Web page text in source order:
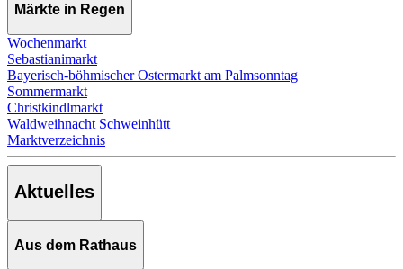
Märkte in Regen
Wochenmarkt
Sebastianimarkt
Bayerisch-böhmischer Ostermarkt am Palmsonntag
Sommermarkt
Christkindlmarkt
Waldweihnacht Schweinhütt
Marktverzeichnis
Aktuelles
Aus dem Rathaus